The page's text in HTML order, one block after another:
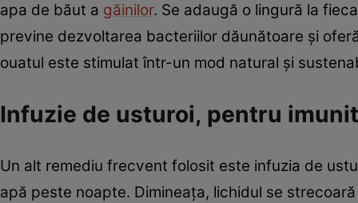
apa de băut a găinilor. Se adaugă o lingură la
previne dezvoltarea bacteriilor dăunătoare și
ouatul este stimulat într-un mod natural și
Infuzie de usturoi, pentru
Un alt remediu frecvent folosit este infuzia de
apă peste noapte. Dimineața, lichidul se